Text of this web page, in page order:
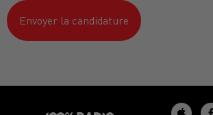
Envoyer la candidature